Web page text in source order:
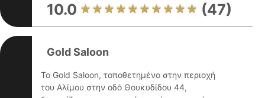
10.0 (47)
Gold Saloon
Το Gold Saloon, τοποθετημένο στην περιοχή
του Αλίμου στην οδό Θουκυδίδου 44,